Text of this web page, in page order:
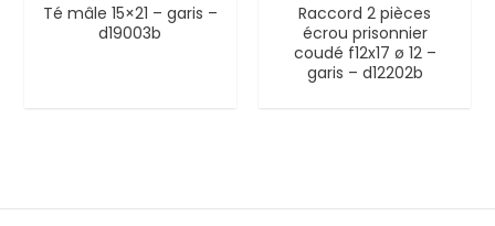
Té mâle 15×21 – garis –
d19003b
Raccord 2 pièces
écrou prisonnier
coudé f12x17 ø 12 –
garis – d12202b